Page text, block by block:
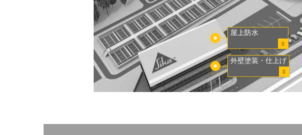
外壁塗装・仕上げ
屋上防水